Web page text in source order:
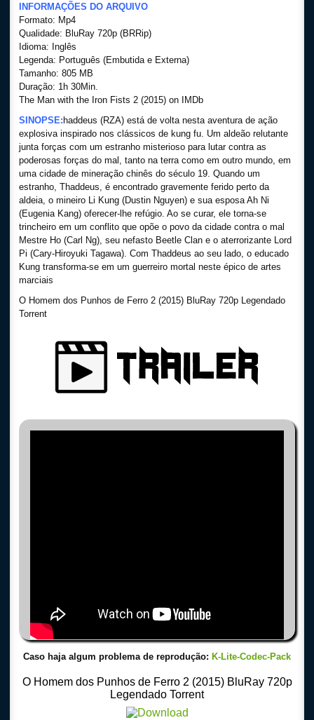
INFORMAÇÕES DO ARQUIVO
Formato: Mp4
Qualidade: BluRay 720p (BRRip)
Idioma: Inglês
Legenda: Português (Embutida e Externa)
Tamanho: 805 MB
Duração: 1h 30Min.
The Man with the Iron Fists 2 (2015) on IMDb
SINOPSE: haddeus (RZA) está de volta nesta aventura de ação
explosiva inspirado nos clássicos de kung fu. Um aldeão relutante
junta forças com um estranho misterioso para lutar contra as
poderosas forças do mal, tanto na terra como em outro mundo, em
uma cidade de mineração chinês do século 19. Quando um
estranho, Thaddeus, é encontrado gravemente ferido perto da
aldeia, o mineiro Li Kung (Dustin Nguyen) e sua esposa Ah Ni
(Eugenia Kang) oferecer-lhe refúgio. Ao se curar, ele torna-se
trincheiro em um conflito que opõe o povo da cidade contra o mal
Mestre Ho (Carl Ng), seu nefasto Beetle Clan e o aterrorizante Lord
Pi (Cary-Hiroyuki Tagawa). Com Thaddeus ao seu lado, o educado
Kung transforma-se em um guerreiro mortal neste épico de artes
marciais
O Homem dos Punhos de Ferro 2 (2015) BluRay 720p Legendado
Torrent
Caso haja algum problema de reprodução: K-Lite-Codec-Pack
O Homem dos Punhos de Ferro 2 (2015) BluRay 720p
Legendado Torrent